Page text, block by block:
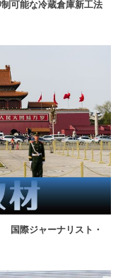
可能な冷蔵倉庫新工法
国際ジャーナリスト・